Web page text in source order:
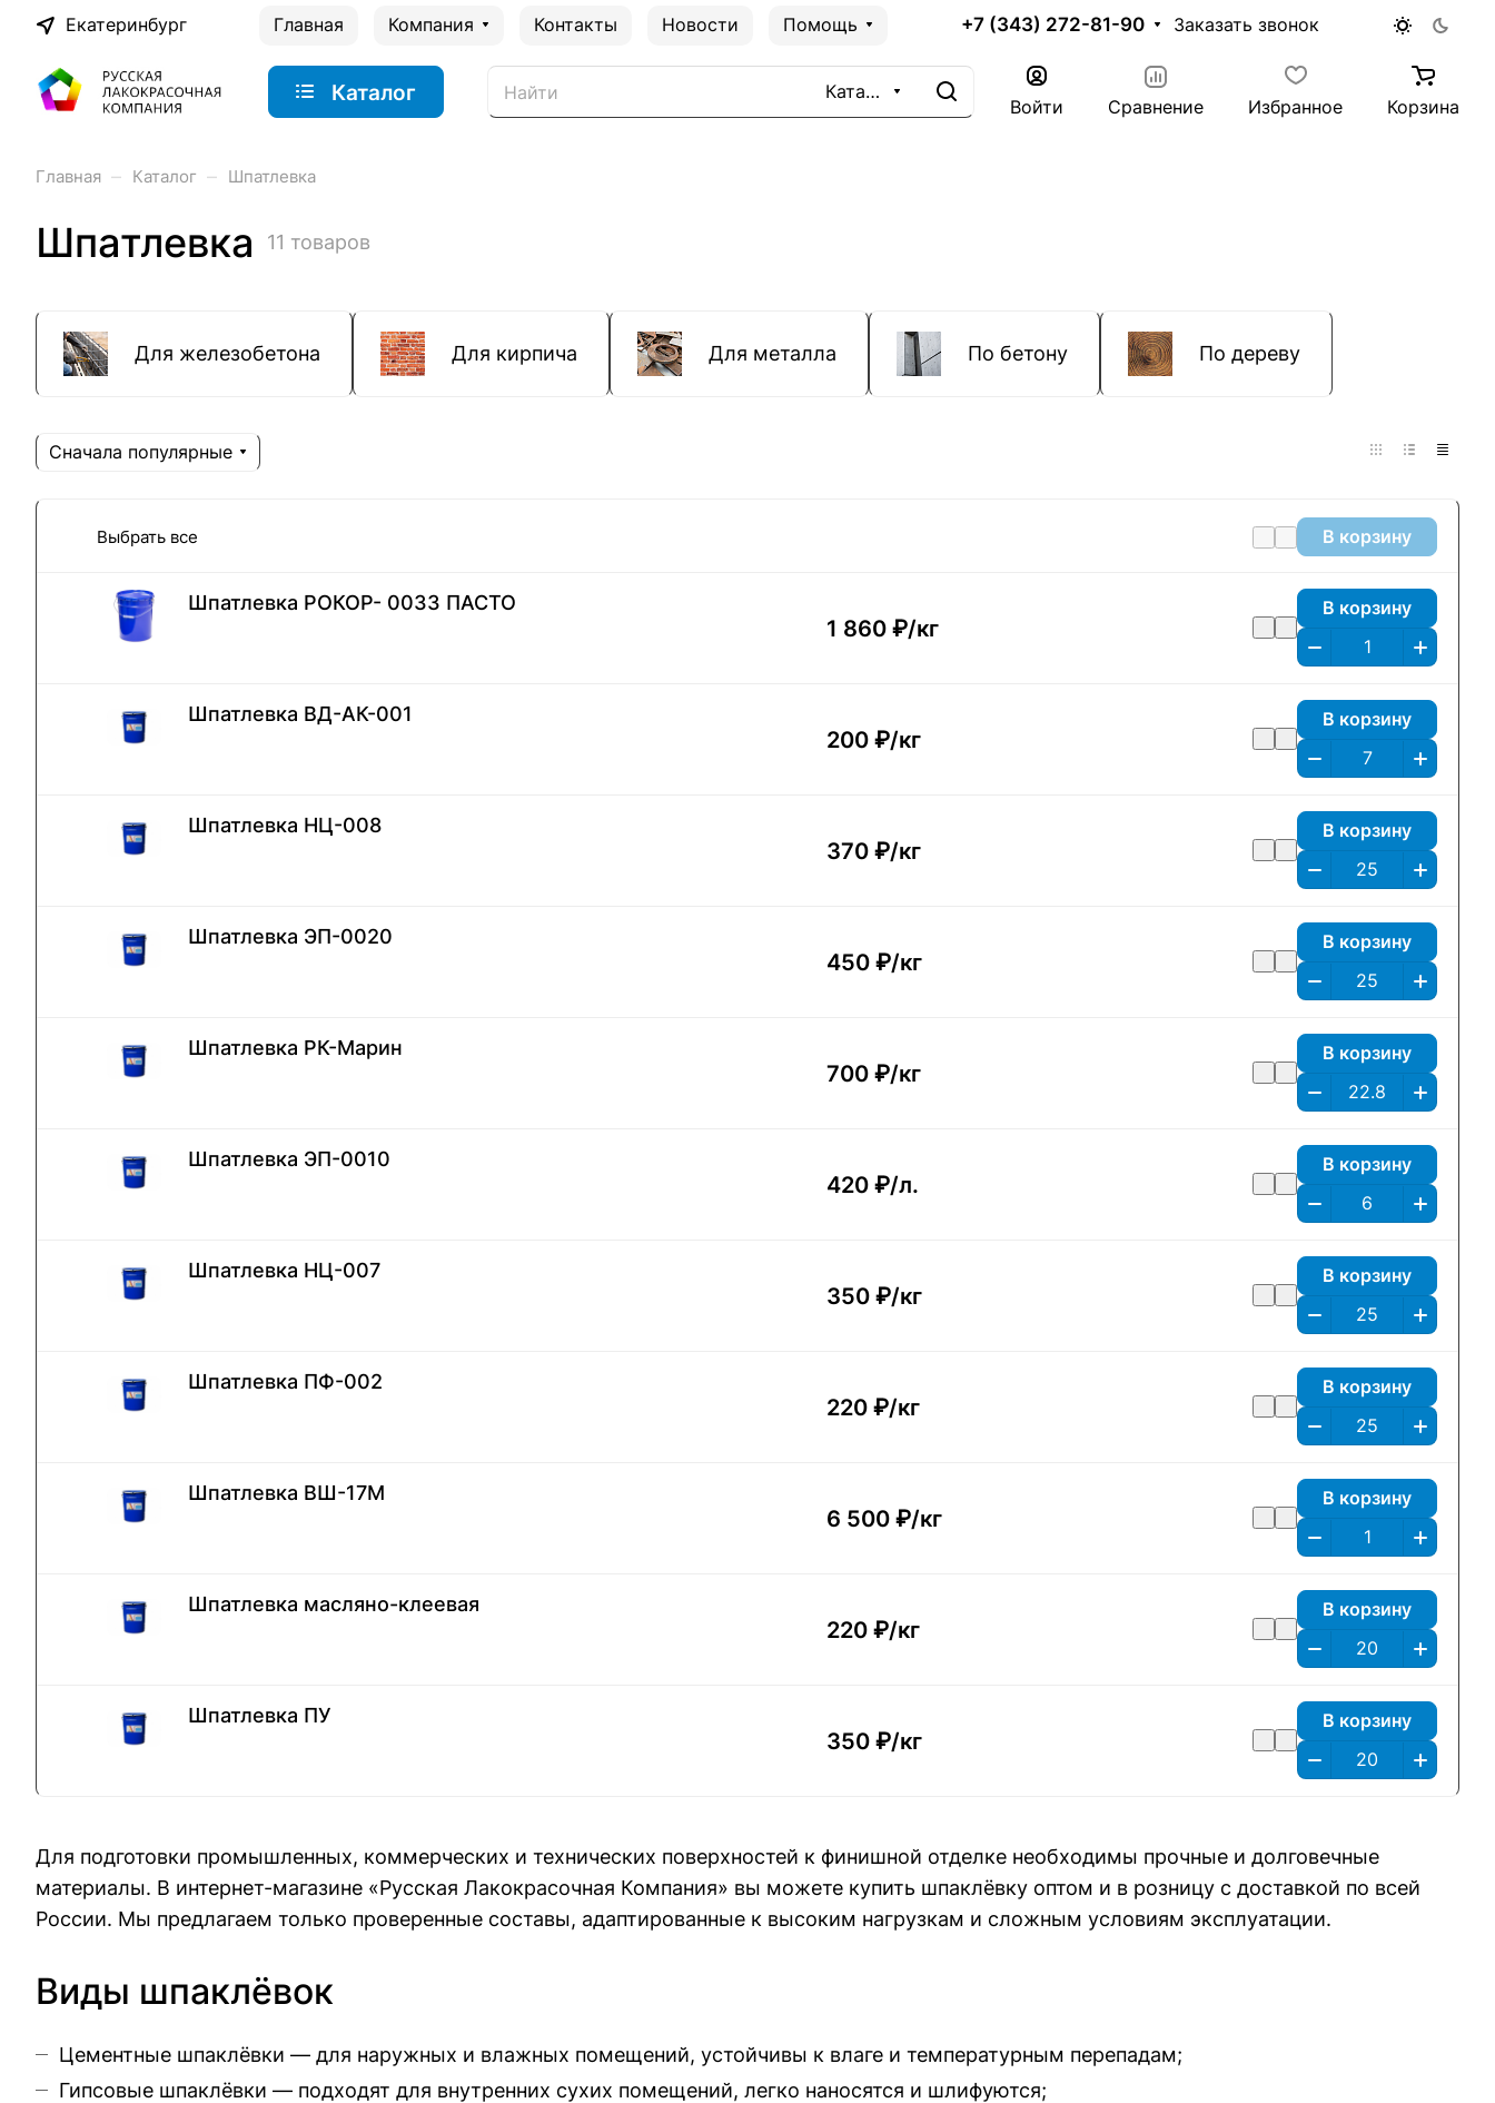
Екатеринбург Главная Компания Контакты Новости Помощь +7 (343) 272-81-90 Заказать звонок
Каталог Каталог
Войти Сравнение Избранное Корзина
Главная – Каталог – Шпатлевка
Шпатлевка 11 товаров
Для железобетона Для кирпича Для металла По бетону По дереву
Сначала популярные
Выбрать все В корзину
Шпатлевка РОКОР- 0033 ПАСТО
1 860 ₽/кг
В корзину
Шпатлевка ВД-АК-001
200 ₽/кг
В корзину
Шпатлевка НЦ-008
370 ₽/кг
В корзину
Шпатлевка ЭП-0020
450 ₽/кг
В корзину
Шпатлевка РК-Mарин
700 ₽/кг
В корзину
Шпатлевка ЭП-0010
420 ₽/л.
В корзину
Шпатлевка НЦ-007
350 ₽/кг
В корзину
Шпатлевка ПФ-002
220 ₽/кг
В корзину
Шпатлевка ВШ-17М
6 500 ₽/кг
В корзину
Шпатлевка масляно-клеевая
220 ₽/кг
В корзину
Шпатлевка ПУ
350 ₽/кг
В корзину
Для подготовки промышленных, коммерческих и технических поверхностей к финишной отделке необходимы прочные и долговечные
материалы. В интернет-магазине «Русская Лакокрасочная Компания» вы можете купить шпаклёвку оптом и в розницу с доставкой по всей
России. Мы предлагаем только проверенные составы, адаптированные к высоким нагрузкам и сложным условиям эксплуатации.
Виды шпаклёвок
Цементные шпаклёвки — для наружных и влажных помещений, устойчивы к влаге и температурным перепадам;
Гипсовые шпаклёвки — подходят для внутренних сухих помещений, легко наносятся и шлифуются;